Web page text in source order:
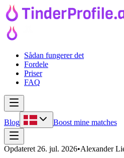
Sådan fungerer det
Fordele
Priser
FAQ
Blog Boost mine matches
Opdateret 26. jul. 2026•Alexander